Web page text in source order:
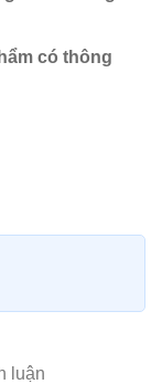
có thông